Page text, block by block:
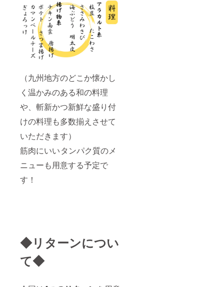
（九州地方のどこか懐かし
く温かみのある和の料理
や、斬新かつ新鮮な盛り付
けの料理も多数揃えさせて
いただきます）
筋肉にいい タンパク質のメ
ニューも用意する予定で
す！
◆リターンについ
て◆